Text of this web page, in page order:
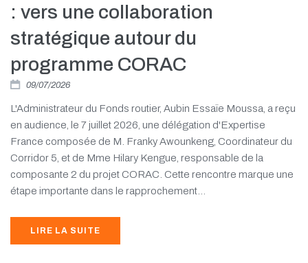
: vers une collaboration
stratégique autour du
programme CORAC
09/07/2026
L'Administrateur du Fonds routier, Aubin Essaïe Moussa, a reçu
en audience, le 7 juillet 2026, une délégation d'Expertise
France composée de M. Franky Awounkeng, Coordinateur du
Corridor 5, et de Mme Hilary Kengue, responsable de la
composante 2 du projet CORAC. Cette rencontre marque une
étape importante dans le rapprochement...
LIRE LA SUITE